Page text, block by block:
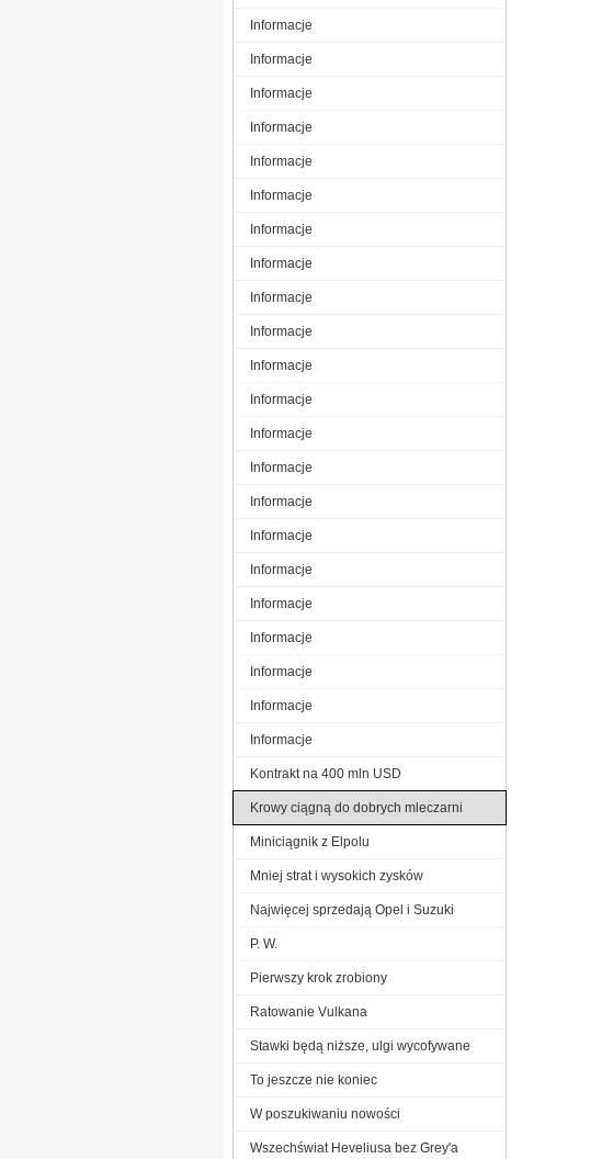
Informacje
Informacje
Informacje
Informacje
Informacje
Informacje
Informacje
Informacje
Informacje
Informacje
Informacje
Informacje
Informacje
Informacje
Informacje
Informacje
Informacje
Informacje
Informacje
Informacje
Informacje
Informacje
Kontrakt na 400 mln USD
Krowy ciągną do dobrych mleczarni
Miniciągnik z Elpolu
Mniej strat i wysokich zysków
Najwięcej sprzedają Opel i Suzuki
P. W.
Pierwszy krok zrobiony
Ratowanie Vulkana
Stawki będą niższe, ulgi wycofywane
To jeszcze nie koniec
W poszukiwaniu nowości
Wszechświat Heveliusa bez Grey'a